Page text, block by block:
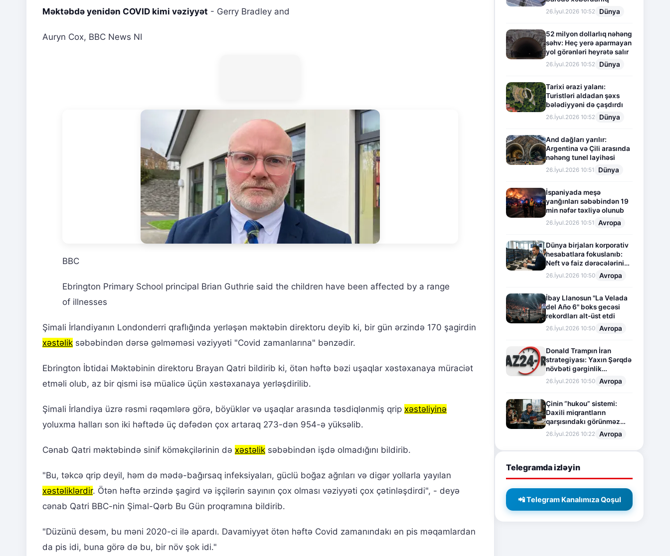
Məktəbdə yenidən COVID kimi vəziyyət - Gerry Bradley and
Auryn Cox, BBC News NI
BBC
Ebrington Primary School principal Brian Guthrie said the children have been affected by a range
of illnesses
Şimali İrlandiyanın Londonderri qraflığında yerləşən məktəbin direktoru deyib ki, bir gün ərzində 170 şagirdin
xəstəlik səbəbindən dərsə gəlməməsi vəziyyəti "Covid zamanlarına" bənzədir.
Ebrington İbtidai Məktəbinin direktoru Brayan Qatri bildirib ki, ötən həftə bəzi uşaqlar xəstəxanaya müraciət
etməli olub, az bir qismi isə müalicə üçün xəstəxanaya yerləşdirilib.
Şimali İrlandiya üzrə rəsmi rəqəmlərə görə, böyüklər və uşaqlar arasında təsdiqlənmiş qrip xəstəliyinə
yoluxma halları son iki həftədə üç dəfədən çox artaraq 273-dən 954-ə yüksəlib.
Cənab Qatri məktəbində sinif köməkçilərinin də xəstəlik səbəbindən işdə olmadığını bildirib.
"Bu, təkcə qrip deyil, həm də mədə-bağırsaq infeksiyaları, güclü boğaz ağrıları və digər yollarla yayılan
xəstəliklərdir. Ötən həftə ərzində şagird və işçilərin sayının çox olması vəziyyəti çox çətinləşdirdi", - deyə
cənab Qatri BBC-nin Şimal-Qərb Bu Gün proqramına bildirib.
"Düzünü desəm, bu məni 2020-ci ilə apardı. Davamiyyət ötən həftə Covid zamanındakı ən pis məqamlardan
da pis idi, buna görə də bu, bir növ şok idi."
26.İyul.2026 10:52 Dünya
52 milyon dollarlıq nəhəng
səhv: Heç yerə aparmayan
yol görənləri heyrətə salır
26.İyul.2026 10:52 Dünya
Tarixi ərazi yalanı:
Turistləri aldadan şəxs
bələdiyyəni də çaşdırdı
26.İyul.2026 10:52 Dünya
And dağları yarılır:
Argentina və Çili arasında
nəhəng tunel layihəsi
26.İyul.2026 10:51 Dünya
İspaniyada meşə
yanğınları səbəbindən 19
min nəfər təxliyə olunub
26.İyul.2026 10:51 Avropa
Dünya birjaları korporativ
hesabatlara fokuslanıb:
Neft və faiz dərəcələrinin
təsiri altında cari vəziyyət
26.İyul.2026 10:50 Avropa
İbay Llanosun "La Velada
del Año 6" boks gecəsi
rekordları alt-üst etdi
26.İyul.2026 10:50 Avropa
Donald Trampın İran
strategiyası: Yaxın Şərqdə
növbəti gərginlik
mərhələsi
26.İyul.2026 10:50 Avropa
Çinin “hukou” sistemi:
Daxili miqrantların
qarşısındakı görünməz
sədd
26.İyul.2026 10:22 Avropa
Telegramda izləyin
📲 Telegram Kanalımıza Qoşul